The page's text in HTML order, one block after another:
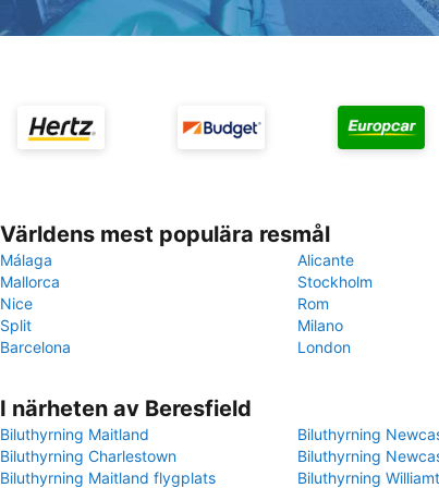
Världens mest populära resmål
Málaga
Alicante
Mallorca
Stockholm
Nice
Rom
Split
Milano
Barcelona
London
I närheten av Beresfield
Biluthyrning Maitland
Biluthyrning
Biluthyrning Charlestown
Biluthyrning
Biluthyrning Maitland flygplats
Biluthyrning